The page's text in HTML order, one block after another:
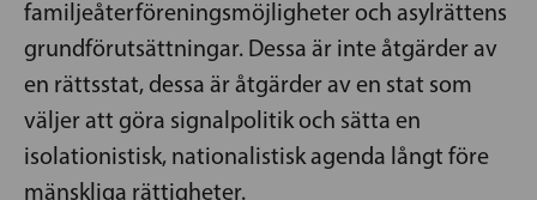
familjeåterföreningsmöjligheter och asylrättens
grundförutsättningar. Dessa är inte åtgärder av
en rättsstat, dessa är åtgärder av en stat som
väljer att göra signalpolitik och sätta en
isolationistisk, nationalistisk agenda långt före
mänskliga rättigheter.